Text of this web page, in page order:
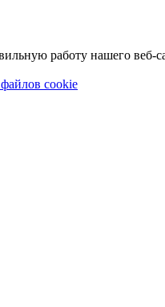
работу нашего веб-
cookie